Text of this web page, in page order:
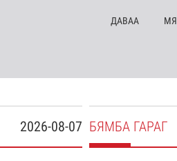
ДАВАА МЯ
2026-08-07 БЯМБА ГАРАГ